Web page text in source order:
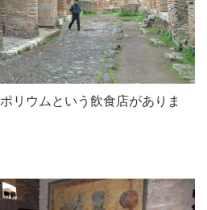
リウムという飲食店がありま